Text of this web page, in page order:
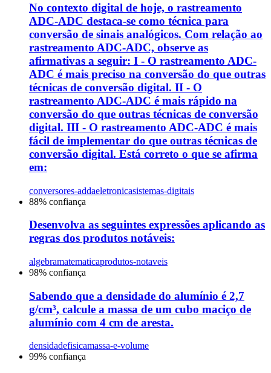
No contexto digital de hoje, o rastreamento
ADC-ADC destaca-se como técnica para
conversão de sinais analógicos. Com relação ao
rastreamento ADC-ADC, observe as
afirmativas a seguir: I - O rastreamento ADC-
ADC é mais preciso na conversão do que outras
técnicas de conversão digital. II - O
rastreamento ADC-ADC é mais rápido na
conversão do que outras técnicas de conversão
digital. III - O rastreamento ADC-ADC é mais
fácil de implementar do que outras técnicas de
conversão digital. Está correto o que se afirma
em:
conversores-addaeletronicasistemas-digitais
88% confiança
Desenvolva as seguintes expressões aplicando as
regras dos produtos notáveis:
algebramatematicaprodutos-notaveis
98% confiança
Sabendo que a densidade do alumínio é 2,7
g/cm³, calcule a massa de um cubo maciço de
alumínio com 4 cm de aresta.
densidadefisicamassa-e-volume
99% confiança